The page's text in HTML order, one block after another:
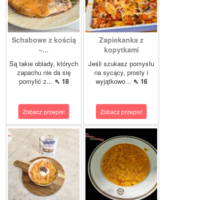
Schabowe z kością
–...
Są takie obiady, których
zapachu nie da się
pomylić z... ⇖ 18
Zobacz przepis!
Zapiekanka z
kopytkami
Jeśli szukasz pomysłu
na sycący, prosty i
wyjątkowo... ⇖ 16
Zobacz przepis!